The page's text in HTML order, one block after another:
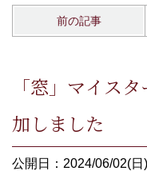
前の記事
「窓」マイス
加しました
公開日：2024/06/02(日)